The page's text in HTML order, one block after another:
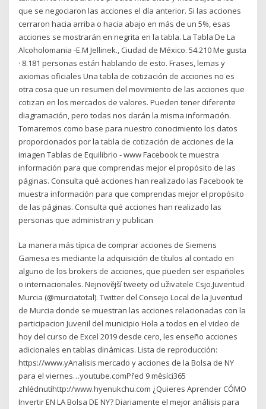
que se negociaron las acciones el día anterior. Si las acciones
cerraron hacia arriba o hacia abajo en más de un 5%, esas
acciones se mostrarán en negrita en la tabla. La Tabla De La
Alcoholomania -E.M Jellinek., Ciudad de México. 54.210 Me gusta
· 8.181 personas están hablando de esto. Frases, lemas y
axiomas oficiales Una tabla de cotización de acciones no es
otra cosa que un resumen del movimiento de las acciones que
cotizan en los mercados de valores. Pueden tener diferente
diagramación, pero todas nos darán la misma información.
Tomaremos como base para nuestro conocimiento los datos
proporcionados por la tabla de cotización de acciones de la
imagen Tablas de Equilibrio - www Facebook te muestra
información para que comprendas mejor el propósito de las
páginas. Consulta qué acciones han realizado las Facebook te
muestra información para que comprendas mejor el propósito
de las páginas. Consulta qué acciones han realizado las
personas que administran y publican
La manera más típica de comprar acciones de Siemens
Gamesa es mediante la adquisición de títulos al contado en
alguno de los brokers de acciones, que pueden ser españoles
o internacionales. Nejnovější tweety od uživatele Csjo.Juventud
Murcia (@murciatotal). Twitter del Consejo Local de la Juventud
de Murcia donde se muestran las acciones relacionadas con la
participacion Juvenil del municipio Hola a todos en el video de
hoy del curso de Excel 2019 desde cero, les enseño acciones
adicionales en tablas dinámicas. Lista de reproducción:
https://www.yAnalisis mercado y acciones de la Bolsa de NY
para el viernes…youtube.comPřed 9 měsíci365
zhlédnutíhttp://www.hyenukchu.com ¿Quieres Aprender CÓMO
Invertir EN LA Bolsa DE NY? Diariamente el mejor análisis para